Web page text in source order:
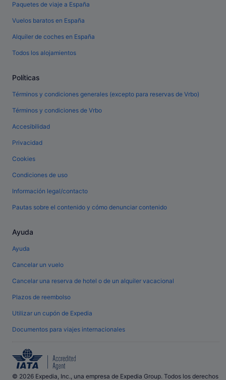
Paquetes de viaje a España
Vuelos baratos en España
Alquiler de coches en España
Todos los alojamientos
Políticas
Términos y condiciones generales (excepto para reservas de Vrbo)
Términos y condiciones de Vrbo
Accesibilidad
Privacidad
Cookies
Condiciones de uso
Información legal/contacto
Pautas sobre el contenido y cómo denunciar contenido
Ayuda
Ayuda
Cancelar un vuelo
Cancelar una reserva de hotel o de un alquiler vacacional
Plazos de reembolso
Utilizar un cupón de Expedia
Documentos para viajes internacionales
© 2026 Expedia, Inc., una empresa de Expedia Group. Todos los derechos